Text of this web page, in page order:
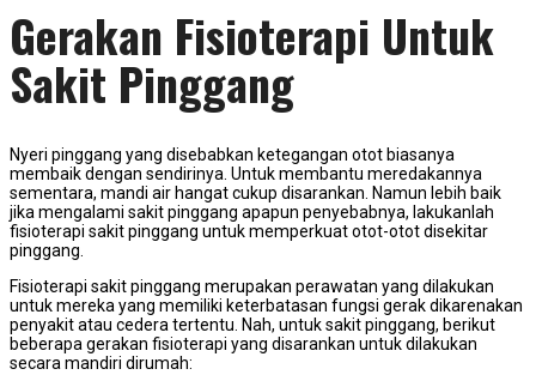
Gerakan Fisioterapi Untuk
Sakit Pinggang
Nyeri pinggang yang disebabkan ketegangan otot biasanya
membaik dengan sendirinya. Untuk membantu meredakannya
sementara, mandi air hangat cukup disarankan. Namun lebih baik
jika mengalami sakit pinggang apapun penyebabnya, lakukanlah
fisioterapi sakit pinggang untuk memperkuat otot-otot disekitar
pinggang.
Fisioterapi sakit pinggang merupakan perawatan yang dilakukan
untuk mereka yang memiliki keterbatasan fungsi gerak dikarenakan
penyakit atau cedera tertentu. Nah, untuk sakit pinggang, berikut
beberapa gerakan fisioterapi yang disarankan untuk dilakukan
secara mandiri dirumah: